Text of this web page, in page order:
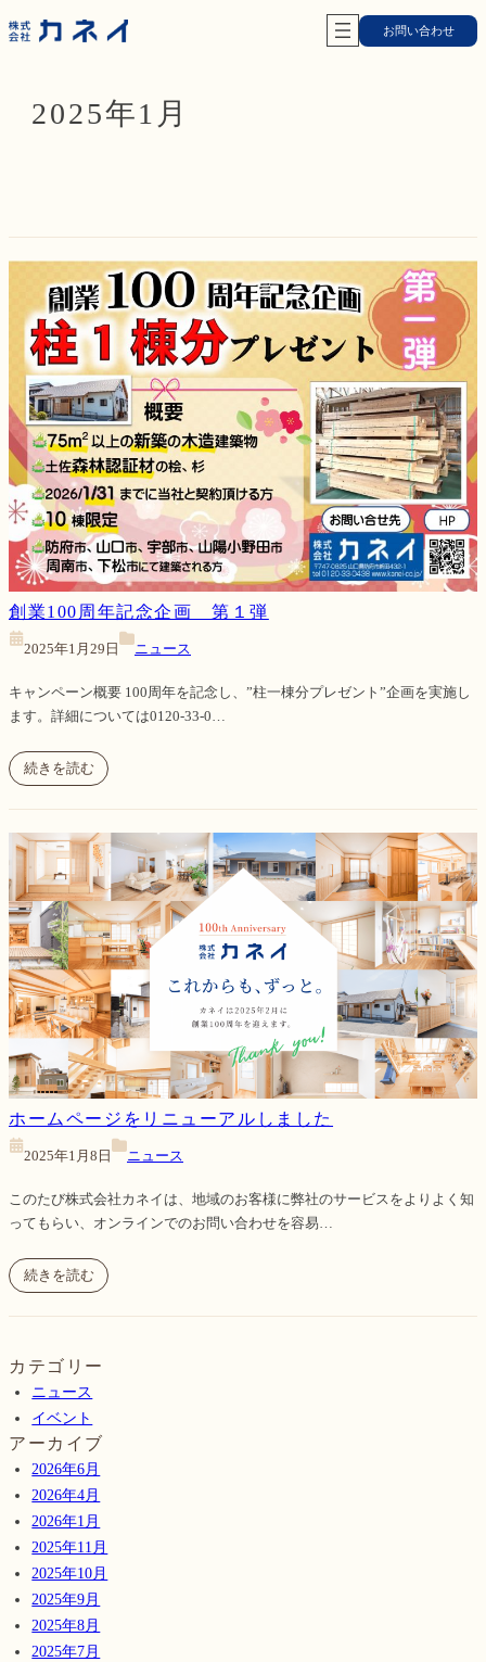
内
容
お問い合わせ
2025年1月
創業100周年記念企画 第１弾
2025年1月29日 ニュース
キャンペーン概要 100周年を記念し、”柱一棟分プレゼント”企画を実施し
ます。詳細については0120-33-0…
続きを読む
ホームページをリニューアルしました
2025年1月8日 ニュース
このたび株式会社カネイは、地域のお客様に弊社のサービスをよりよく知
ってもらい、オンラインでのお問い合わせを容易…
続きを読む
カテゴリー
ニュース
イベント
アーカイブ
2026年6月
2026年4月
2026年1月
2025年11月
2025年10月
2025年9月
2025年8月
2025年7月